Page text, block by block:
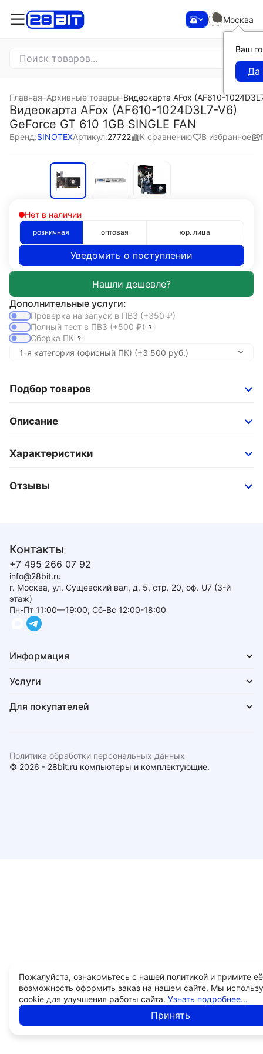
Москва
Ваш
Главная–Архивные товары–Видеокарта AFox (AF610-
Видеокарта AFox (AF610-1024D3L7-V6)
GeForce GT 610 1GB SINGLE FAN
Бренд:SINOTEXАртикул:27722 К сравнению В избранное
Нет в наличии
розничная оптовая юр. лица
Уведомить о поступлении
Дополнительные услуги:
Проверка на запуск в ПВЗ (+350 ₽)
Полный тест в ПВЗ (+500 ₽)
Сборка ПК
Подбор товаров
Описание
Характеристики
Отзывы
Контакты
+7 495 266 07 92
info@28bit.ru
г. Москва, ул. Сущевский вал, д. 5, стр. 20, оф. U7 (3-й
этаж)
Пн-Пт 11:00—19:00; Сб-Вс 12:00-18:00
Информация
Услуги
Для покупателей
© 2026 - 28bit.ru компьютеры и комплектующие.
Политика обработки персональных данных
Пожалуйста, ознакомьтесь с нашей политикой и примите
возможность оформить заказ на нашем сайте. Мы
cookie для улучшения работы сайта. Узнать подробнее...
Принять